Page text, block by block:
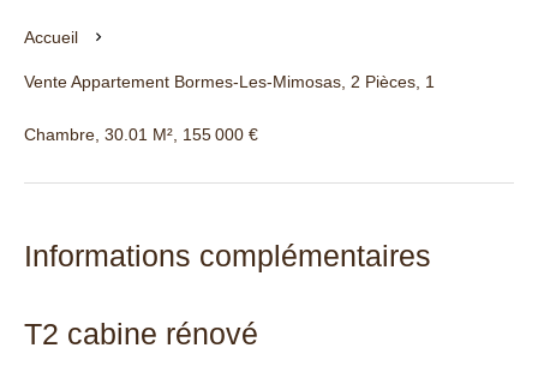
Accueil
Vente Appartement Bormes-Les-Mimosas, 2 Pièces, 1
Chambre, 30.01 M², 155 000 €
Informations complémentaires
T2 cabine rénové